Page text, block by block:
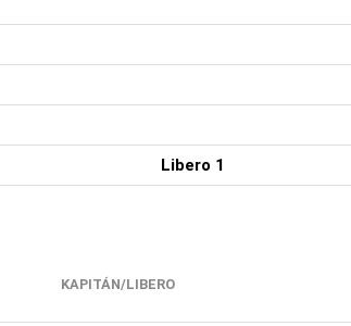
Libero 1
KAPITÁN/LIBERO